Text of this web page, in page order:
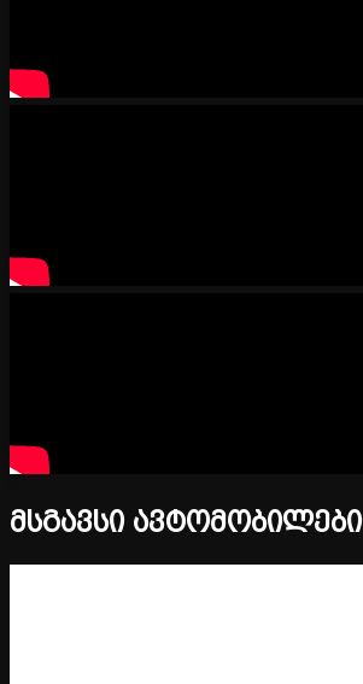
მსგავსი ავტომობილები